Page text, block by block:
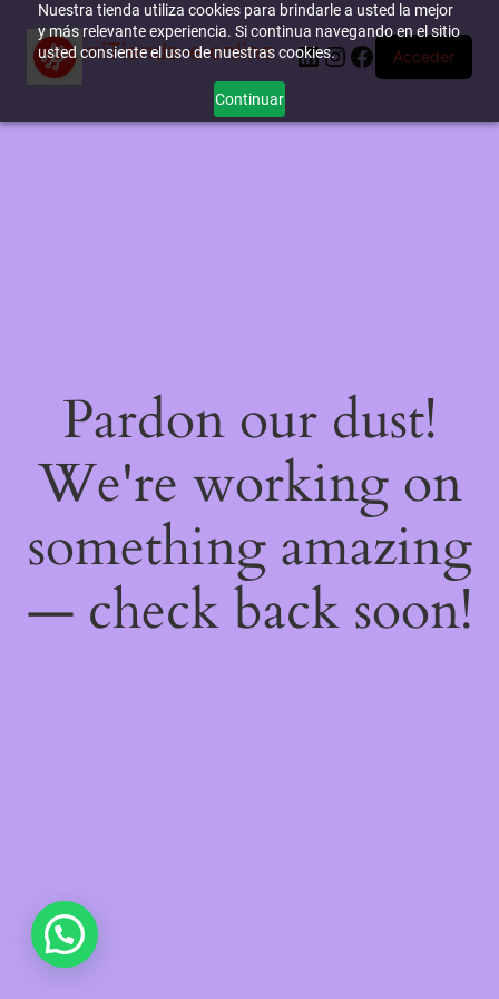
Nuestra tienda utiliza cookies para brindarle a usted la mejor
y más relevante experiencia. Si continua navegando en el sitio
usted consiente el uso de nuestras cookies.
Continuar
miTienda-e.online LinkedIn
Instagram
Facebook
Acceder
Pardon our dust!
We're working on
something amazing
— check back soon!